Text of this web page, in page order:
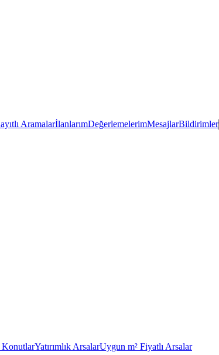
AramalarİlanlarımDeğerlemelerimMesajlarBildirimler
KonutlarYatırımlık ArsalarUygun m² Fiyatlı Arsalar